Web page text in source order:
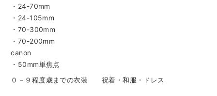
・24-70mm
・24-105mm
・70-300mm
・70-200mm
canon
・50mm単焦点
０－９程度歳までの衣装 祝着・和服・ドレス